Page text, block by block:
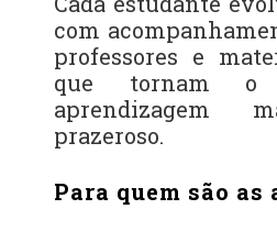
com
professores e
que tornam o
prazeroso.
Para quem são as